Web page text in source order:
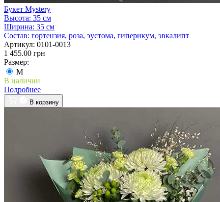
Букет Mystery
Высота: 35 см
Ширина: 35 см
Состав: гортензия, роза, эустома, гиперикум, эвкалипт
Артикул: 0101-0013
1 455.00 грн
Размер:
M
В наличии
Подробнее
В корзину